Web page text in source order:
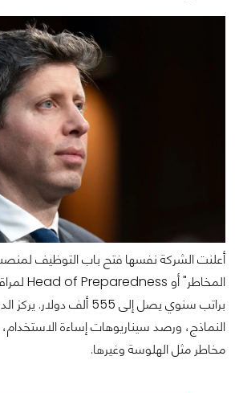
أعلنت الشركة نفسها فتح باب التوظيف
براتب سنوي يصل إلى 555 ألف
النماذج، ورصد سيناريوهات إساءة
مخاطر مثل الهلوسة وغيرها.